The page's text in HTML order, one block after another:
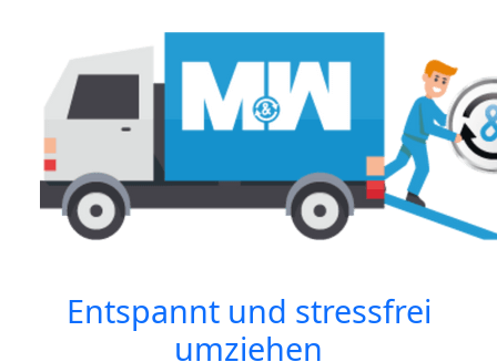
Entspannt und stressfrei
umziehen